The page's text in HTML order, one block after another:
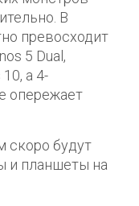
В
превосходит
5 Dual,
а 4-
опережает
скоро будут
и планшеты на